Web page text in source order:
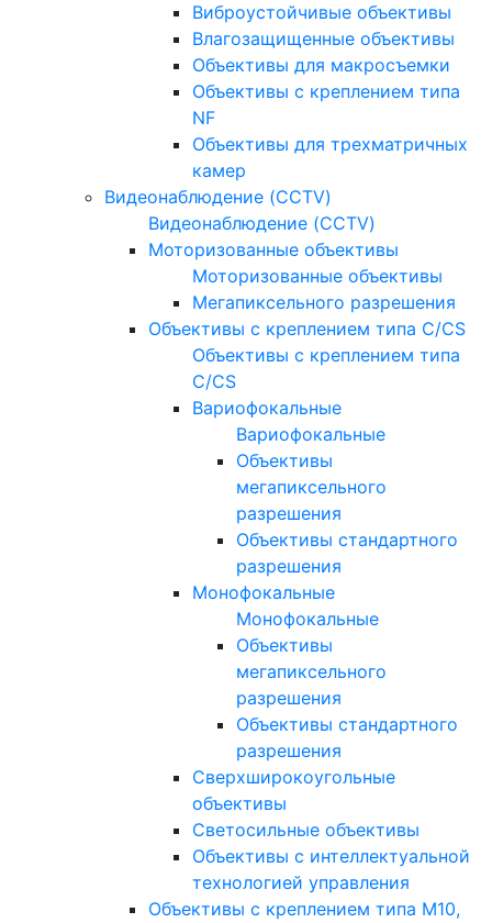
Виброустойчивые объективы
Влагозащищенные объективы
Объективы для макросъемки
Объективы с креплением типа
NF
Объективы для трехматричных
камер
Видеонаблюдение (CCTV)
Видеонаблюдение (CCTV)
Моторизованные объективы
Моторизованные объективы
Мегапиксельного разрешения
Объективы с креплением типа C/CS
Объективы с креплением типа
C/CS
Вариофокальные
Вариофокальные
Объективы
мегапиксельного
разрешения
Объективы стандартного
разрешения
Монофокальные
Монофокальные
Объективы
мегапиксельного
разрешения
Объективы стандартного
разрешения
Сверхширокоугольные
объективы
Светосильные объективы
Объективы с интеллектуальной
технологией управления
Объективы с креплением типа M10,